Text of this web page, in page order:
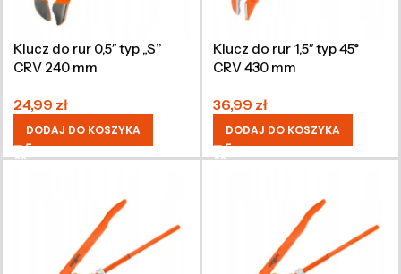
Klucz do rur 0,5″ typ „S”
CRV 240 mm
24,99 zł
DODAJ DO KOSZYKA
Klucz do rur 1,5″ typ 45°
CRV 430 mm
36,99 zł
DODAJ DO KOSZYKA